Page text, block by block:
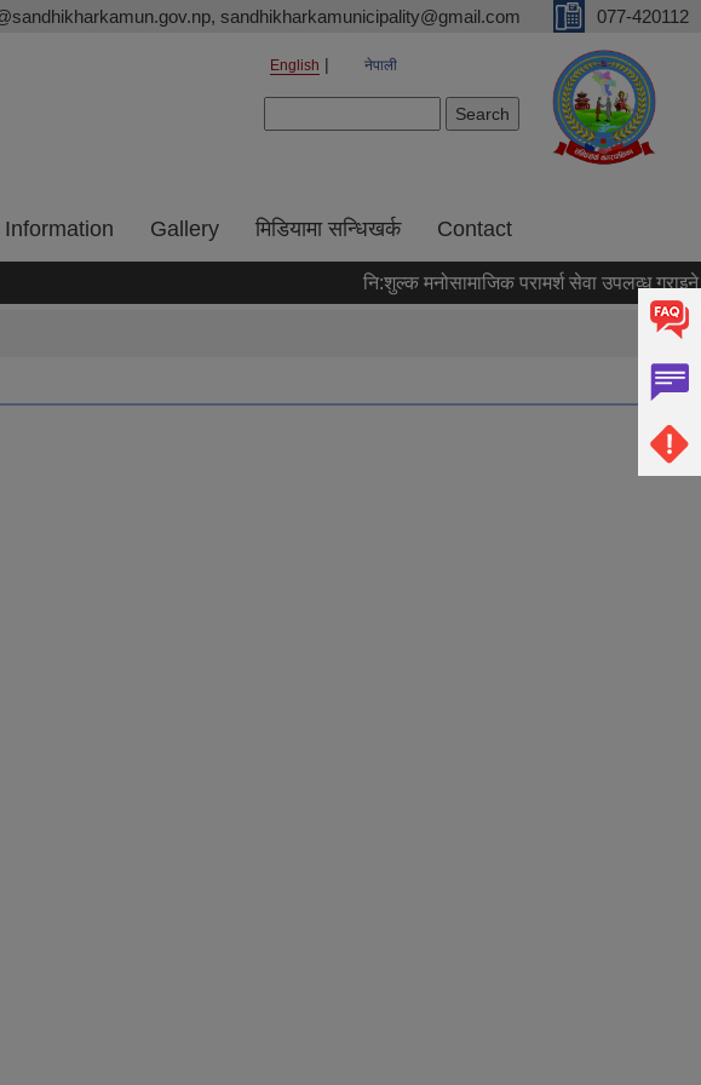
sandhikharkamunicipality@gmail.com 077-420112
English नेपाली
Gallery मिडियामा सन्धिखर्क Contact
नि:शुल्क मनोसामाजिक परामर्श सेवा उपलव्ध गराइने